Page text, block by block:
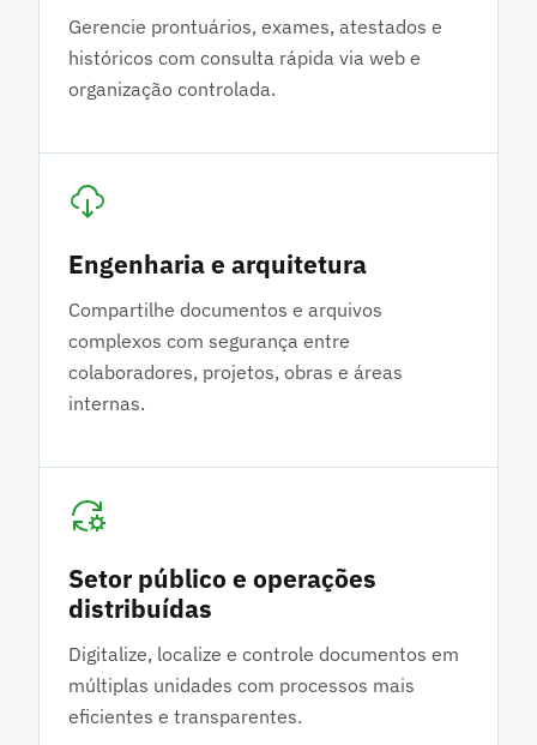
Gerencie prontuários, exames, atestados e
históricos com consulta rápida via web e
organização controlada.
Engenharia e arquitetura
Compartilhe documentos e arquivos
complexos com segurança entre
colaboradores, projetos, obras e áreas
internas.
Setor público e operações
distribuídas
Digitalize, localize e controle documentos em
múltiplas unidades com processos mais
eficientes e transparentes.